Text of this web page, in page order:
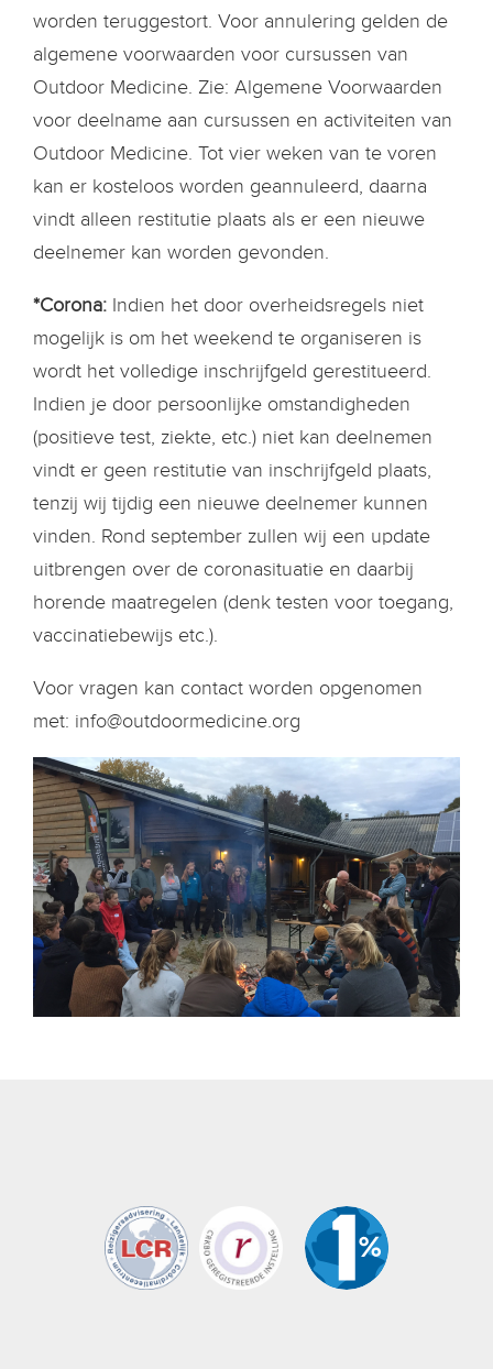
worden teruggestort. Voor annulering gelden de
algemene voorwaarden voor cursussen van
Outdoor Medicine. Zie: Algemene Voorwaarden
voor deelname aan cursussen en activiteiten van
Outdoor Medicine. Tot vier weken van te voren
kan er kosteloos worden geannuleerd, daarna
vindt alleen restitutie plaats als er een nieuwe
deelnemer kan worden gevonden.
*Corona: Indien het door overheidsregels niet
mogelijk is om het weekend te organiseren is
wordt het volledige inschrijfgeld gerestitueerd.
Indien je door persoonlijke omstandigheden
(positieve test, ziekte, etc.) niet kan deelnemen
vindt er geen restitutie van inschrijfgeld plaats,
tenzij wij tijdig een nieuwe deelnemer kunnen
vinden. Rond september zullen wij een update
uitbrengen over de coronasituatie en daarbij
horende maatregelen (denk testen voor toegang,
vaccinatiebewijs etc.).
Voor vragen kan contact worden opgenomen
met: info@outdoormedicine.org